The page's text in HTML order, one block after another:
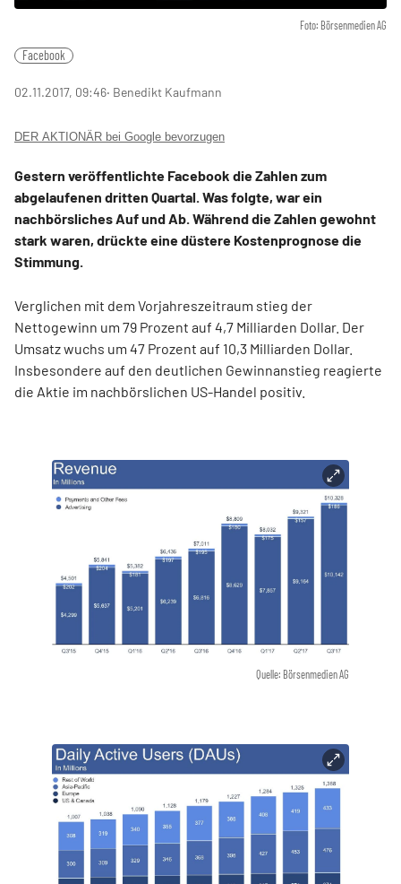
Foto: Börsenmedien AG
Facebook
02.11.2017, 09:46‧ Benedikt Kaufmann
DER AKTIONÄR bei Google bevorzugen
Gestern veröffentlichte Facebook die Zahlen zum
abgelaufenen dritten Quartal. Was folgte, war ein
nachbörsliches Auf und Ab. Während die Zahlen gewohnt
stark waren, drückte eine düstere Kostenprognose die
Stimmung.
Verglichen mit dem Vorjahreszeitraum stieg der
Nettogewinn um 79 Prozent auf 4,7 Milliarden Dollar. Der
Umsatz wuchs um 47 Prozent auf 10,3 Milliarden Dollar.
Insbesondere auf den deutlichen Gewinnanstieg reagierte
die Aktie im nachbörslichen US-Handel positiv.
Quelle: Börsenmedien AG